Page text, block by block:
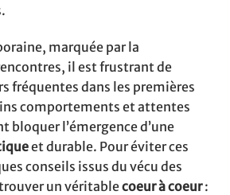
marquée par la
il est frustrant de
fréquentes dans les premières
comportements et attentes
bloquer l’émergence d’une
et durable. Pour éviter ces
conseils issus du vécu des
un véritablecoeur à coeur: